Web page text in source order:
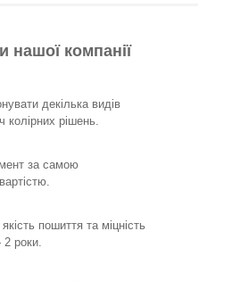
нашої компанії
декілька видів
колірних рішень.
за самою
пошиття та міцність
роки.